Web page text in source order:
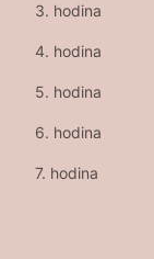
3. hodina
4. hodina
5. hodina
6. hodina
7. hodina